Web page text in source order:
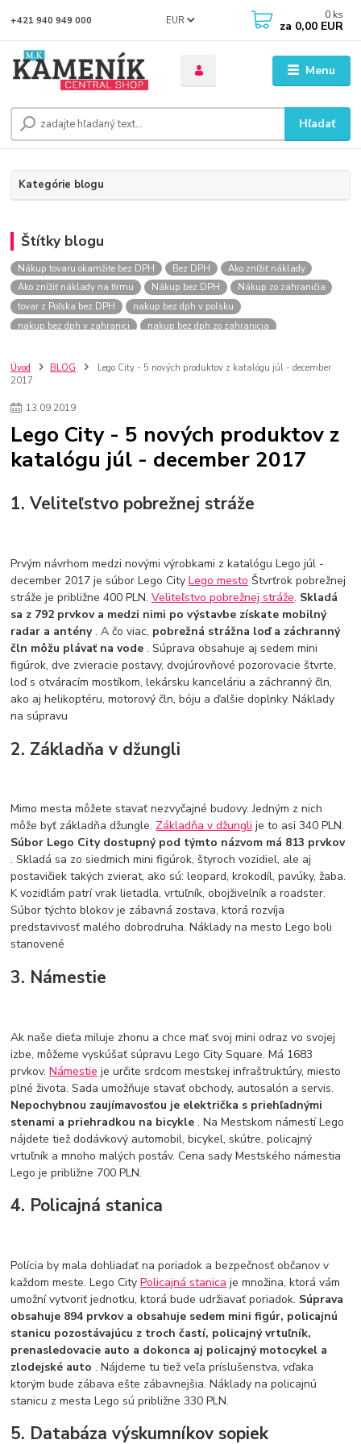
Menu
EUR
Hľadať
+421 940 949 000 0 ks
za 0,00 EUR
Kategórie blogu
Štítky blogu
Nákup tovaru okamžite bez DPH Bez DPH
Ako znížiť náklady
Ako znížiť náklady na firmu
Nákup bez DPH
Nákup zo zahraničia
tovar z Poľska bez DPH
nakup bez dph v polsku
nakup bez dph v zahranici
nakup bez dph zo zahranicia
szco nakup bez dph
Smart hodinky pre deti
Vyberáme 11 najväčších plyšových hračiek
Plyšový macovia
Vianočný darček pre dievča do 20€
Darčeky pre dievčatá
Star Wars
Hry pre deti
Skladačky pre deti
Kedy by malo batoľa meniť posteľ?
L.O.L. Surprise bábiky
L.O.L. Surprise autíčka
L.O.L. Surprise zberateľské figúrky
L.O.L. OMG L.O.L. OMG Bábiky
Úvod BLOG
Lego City - 5 nových produktov z katalógu júl - december
2017
13.09.2019
Lego City - 5 nových produktov z
katalógu júl - december 2017
1. Veliteľstvo pobrežnej stráže
Prvým návrhom medzi novými výrobkami z katalógu Lego júl -
december 2017 je súbor Lego CityLego mesto Štvrťrok pobrežnej
stráže je približne 400 PLN.Veliteľstvo pobrežnej stráže. Skladá
sa z 792 prvkov a medzi nimi po výstavbe získate mobilný
radar a antény. A čo viac, pobrežná strážna loď a záchranný
čln môžu plávať na vode. Súprava obsahuje aj sedem mini
figúrok, dve zvieracie postavy, dvojúrovňové pozorovacie štvrte,
loď s otváracím mostíkom, lekársku kanceláriu a záchranný čln,
ako aj helikoptéru, motorový čln, bóju a ďalšie doplnky. Náklady
na súpravu
2. Základňa v džungli
Mimo mesta môžete stavať nezvyčajné budovy. Jedným z nich
môže byť základňa džungle. Základňa v džungli je to asi 340 PLN.
Súbor Lego City dostupný pod týmto názvom má 813 prvkov
. Skladá sa zo siedmich mini figúrok, štyroch vozidiel, ale aj
postavičiek takých zvierat, ako sú: leopard, krokodíl, pavúky, žaba.
K vozidlám patrí vrak lietadla, vrtuľník, obojživelník a roadster.
Súbor týchto blokov je zábavná zostava, ktorá rozvíja
predstavivosť malého dobrodruha. Náklady na mesto Lego boli
stanovené
3. Námestie
Ak naše dieťa miluje zhonu a chce mať svoj mini odraz vo svojej
izbe, môžeme vyskúšať súpravu Lego City Square. Má 1683
prvkov.Námestie je určite srdcom mestskej infraštruktúry, miesto
plné života. Sada umožňuje stavať obchody, autosalón a servis.
Nepochybnou zaujímavosťou je električka s priehľadnými
stenami a priehradkou na bicykle. Na Mestskom námestí Lego
nájdete tiež dodávkový automobil, bicykel, skútre, policajný
vrtuľník a mnoho malých postáv. Cena sady Mestského námestia
Lego je približne 700 PLN.
4. Policajná stanica
Polícia by mala dohliadať na poriadok a bezpečnosť občanov v
každom meste. Lego CityPolicajná stanica je množina, ktorá vám
umožní vytvoriť jednotku, ktorá bude udržiavať poriadok. Súprava
obsahuje 894 prvkov a obsahuje sedem mini figúr, policajnú
stanicu pozostávajúcu z troch častí, policajný vrtuľník,
prenasledovacie auto a dokonca aj policajný motocykel a
zlodejské auto. Nájdeme tu tiež veľa príslušenstva, vďaka
ktorým bude zábava ešte zábavnejšia. Náklady na policajnú
stanicu z mesta Lego sú približne 330 PLN.
5. Databáza výskumníkov sopiek